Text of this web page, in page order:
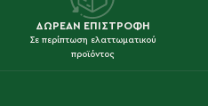
ΔΩΡΕΑΝ ΕΠΙΣΤΡΟΦΗ
Σε περίπτωση ελαττωματικού
προϊόντος